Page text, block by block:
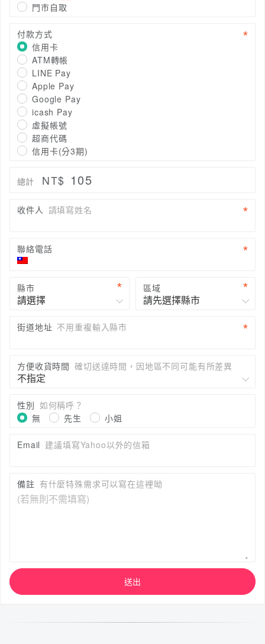
門市自取
付款方式
信用卡
ATM轉帳
LINE Pay
Apple Pay
Google Pay
icash Pay
虛擬帳號
超商代碼
信用卡(分3期)
總計 NT$ 105
收件人 請填寫姓名
聯絡電話
縣市 區域
街道地址 不用重複輸入縣市
方便收貨時間 確切送達時間，因地區不同可能有所差異
性別 如何稱呼？
無
先生 小姐
Email 建議填寫Yahoo以外的信箱
備註 有什麼特殊需求可以寫在這裡呦
送出